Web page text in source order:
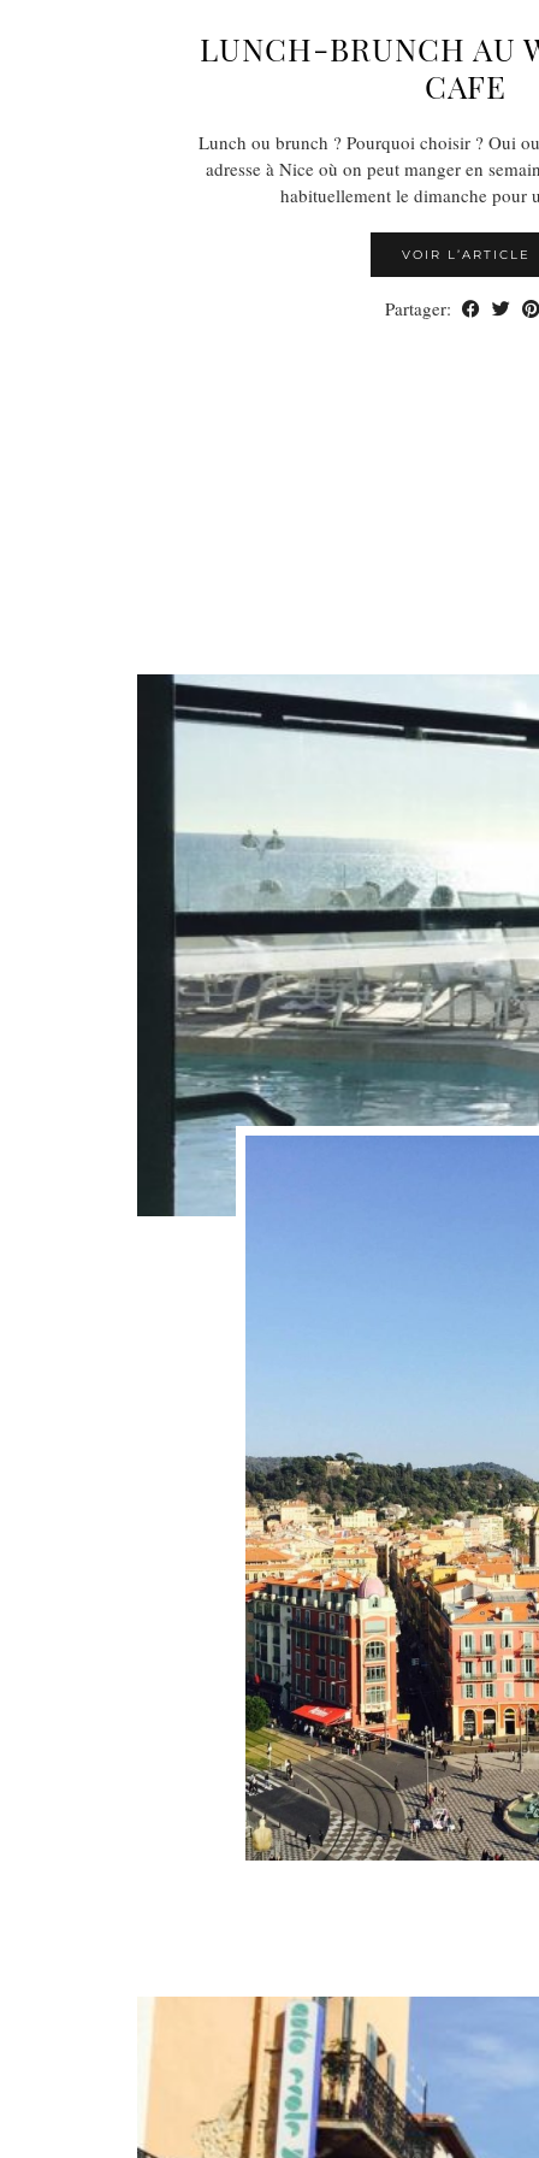
LUNCH-BRUNCH AU
CAFE
Lunch ou brunch ? Pourquoi choisir ? Oui
adresse à Nice où on peut manger en
habituellement le dimanche
VOIR L’ARTICLE
Partager: